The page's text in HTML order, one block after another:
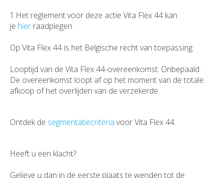
1.Het reglement voor deze actie Vita Flex 44 kan
je hier raadplegen.
Op Vita Flex 44 is het Belgische recht van toepassing
Looptijd van de Vita Flex 44-overeenkomst: Onbepaald.
De overeenkomst loopt af op het moment van de totale
afkoop of het overlijden van de verzekerde.
Ontdek de segmentatiecriteria voor Vita Flex 44.
Heeft u een klacht?
Gelieve u dan in de eerste plaats te wenden tot de